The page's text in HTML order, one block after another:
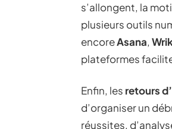
s’allongent, la
plusieurs outils
encoreAsana,
plateformes
Enfin, les retours
d’organiser un
réussites,